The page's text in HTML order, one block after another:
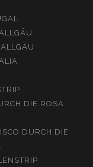
DIE ROSA
DURCH DIE